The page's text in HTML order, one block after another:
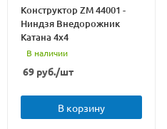
Конструктор ZM 44001 -
Ниндзя Внедорожник
Катана 4x4
В наличии
69руб./шт
В корзину